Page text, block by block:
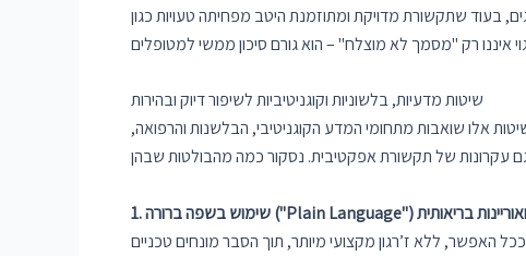
שתקשורת מדויקת ומתוזמנת היטב מפחיתה טעויות כגון
שיטות מדעיות, בלשוניות וקוגניטיביות לשיפור דיוק ובהירות
אלו שואבות מתחומי המדע הקוגניטיבי, הבלשנות והרפואה,
ללא ז’רגון מקצועי מיותר, תוך הסבר מונחים טכניים